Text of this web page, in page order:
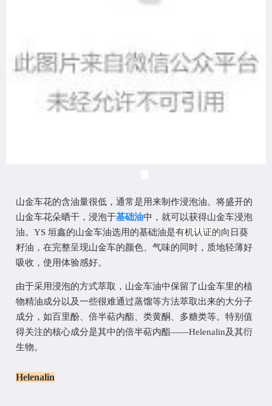
山金车花的含油量很低，通常是用来制作浸泡油。将盛开的
山金车花朵晒干，浸泡于基础油中，就可以获得山金车浸泡
油。 YS 垣鑫的山金车油选用的基础油是有机认证的向日葵
籽油，在完整呈现山金车的颜色、气味的同时， 质地轻薄好
吸收， 使用体验感好。
由于采用浸泡的方式萃取，山金车油中保留了山金车里的植
物精油成分以及一些很难通过蒸馏等方法萃取出来的大分子
成分，如百里酚、倍半萜内酯、类黄酮、多糖类等。特别值
得关注的核心成分是其中的倍半萜内酯——Helenalin及其衍
生物。
Helenalin